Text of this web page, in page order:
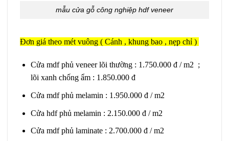
mẫu cửa gỗ công nghiệp hdf veneer
Đơn giá theo mét vuông ( Cánh , khung bao , nẹp chỉ )
Cửa mdf phủ veneer lõi thường : 1.750.000 đ / m2 ;
lõi xanh chống ẩm : 1.850.000 đ
Cửa mdf phủ melamin : 1.950.000 đ / m2
Cửa hdf phủ melamin : 2.150.000 đ / m2
Cửa mdf phủ laminate : 2.700.000 đ / m2